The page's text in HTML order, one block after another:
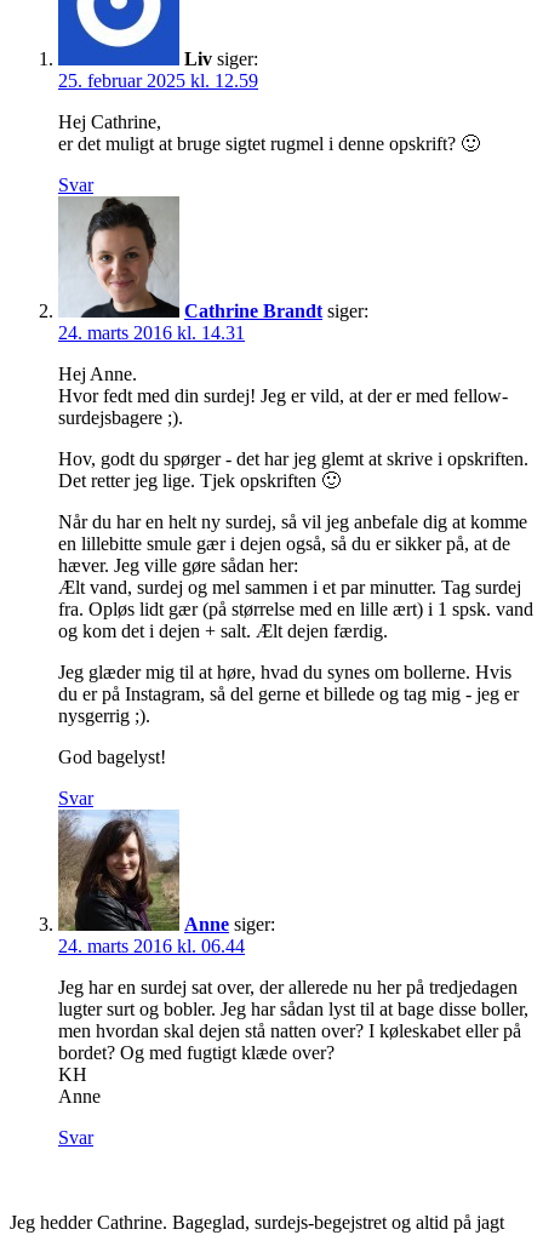
Liv siger:
25. februar 2025 kl. 12.59
Hej Cathrine,
er det muligt at bruge sigtet rugmel i denne opskrift? 🙂
Svar
Cathrine Brandt siger:
24. marts 2016 kl. 14.31
Hej Anne.
Hvor fedt med din surdej! Jeg er vild, at der er med fellow-
surdejsbagere ;).
Hov, godt du spørger - det har jeg glemt at skrive i opskriften.
Det retter jeg lige. Tjek opskriften 🙂
Når du har en helt ny surdej, så vil jeg anbefale dig at komme
en lillebitte smule gær i dejen også, så du er sikker på, at de
hæver. Jeg ville gøre sådan her:
Ælt vand, surdej og mel sammen i et par minutter. Tag surdej
fra. Opløs lidt gær (på størrelse med en lille ært) i 1 spsk. vand
og kom det i dejen + salt. Ælt dejen færdig.
Jeg glæder mig til at høre, hvad du synes om bollerne. Hvis
du er på Instagram, så del gerne et billede og tag mig - jeg er
nysgerrig ;).
God bagelyst!
Svar
Anne siger:
24. marts 2016 kl. 06.44
Jeg har en surdej sat over, der allerede nu her på tredjedagen
lugter surt og bobler. Jeg har sådan lyst til at bage disse boller,
men hvordan skal dejen stå natten over? I køleskabet eller på
bordet? Og med fugtigt klæde over?
KH
Anne
Svar
Jeg hedder Cathrine. Bageglad, surdejs-begejstret og altid på jagt